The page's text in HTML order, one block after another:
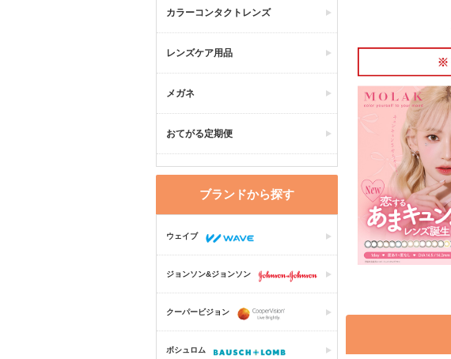
カラーコンタクトレンズ
レンズケア用品
メガネ
おてがる定期便
ブランドから探す
ウェイブ
ジョンソン&ジョンソン
クーパービジョン
ボシュロム